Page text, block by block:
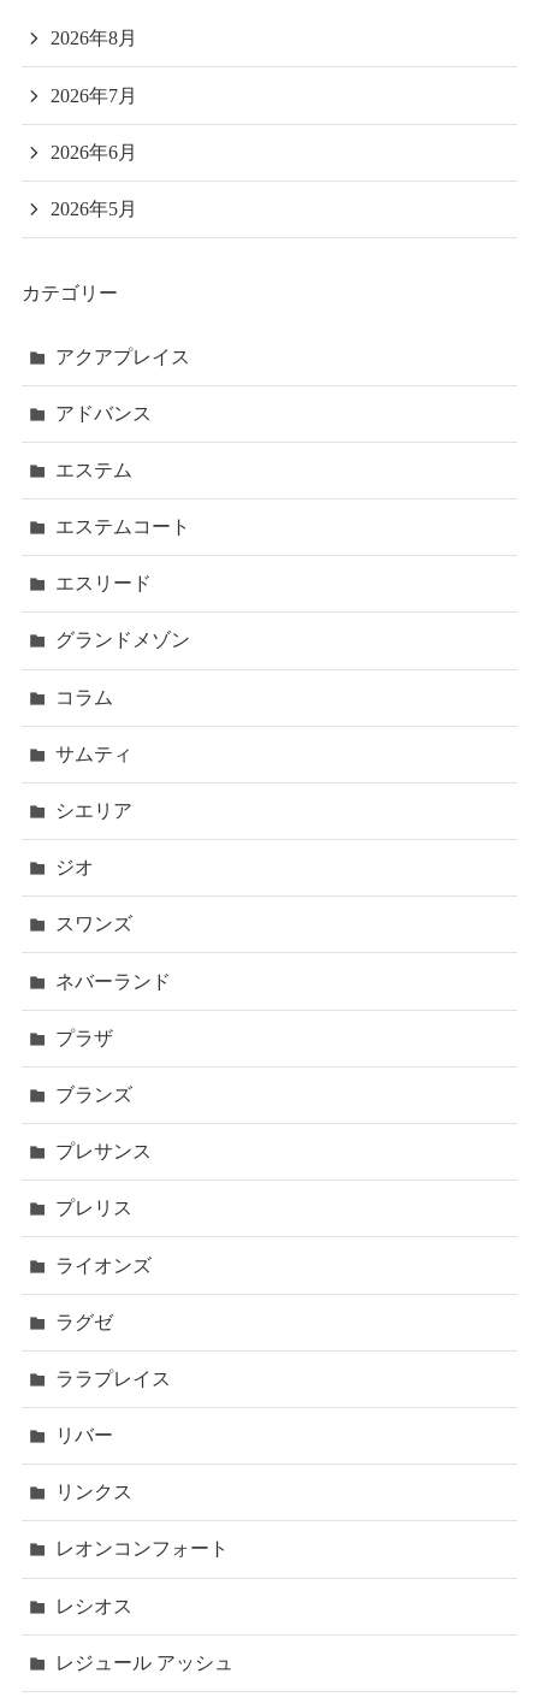
2026年8月
2026年7月
2026年6月
2026年5月
カテゴリー
アクアプレイス
アドバンス
エステム
エステムコート
エスリード
グランドメゾン
コラム
サムティ
シエリア
ジオ
スワンズ
ネバーランド
プラザ
ブランズ
プレサンス
プレリス
ライオンズ
ラグゼ
ララプレイス
リバー
リンクス
レオンコンフォート
レシオス
レジュール アッシュ